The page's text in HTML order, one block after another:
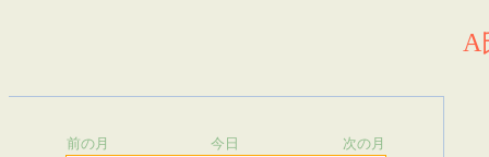
A
前の月 今日 次の月